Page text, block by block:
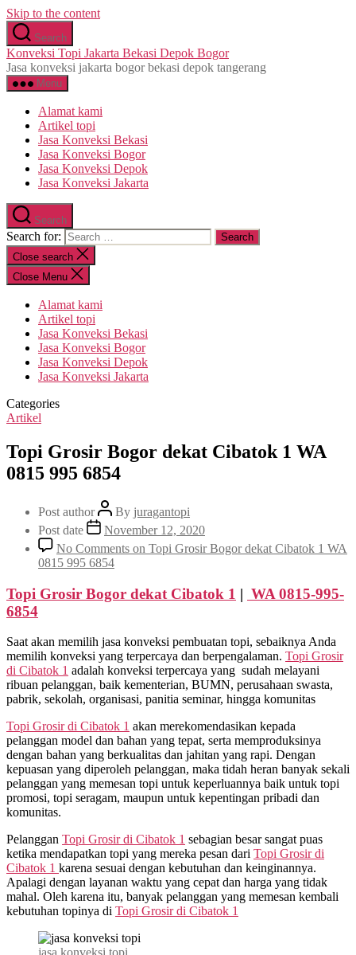
Skip to the content
Search
Konveksi Topi Jakarta Bekasi Depok Bogor
Jasa konveksi jakarta bogor bekasi depok tangerang
Menu
Alamat kami
Artikel topi
Jasa Konveksi Bekasi
Jasa Konveksi Bogor
Jasa Konveksi Depok
Jasa Konveksi Jakarta
Search
Search for:
Close search
Close Menu
Alamat kami
Artikel topi
Jasa Konveksi Bekasi
Jasa Konveksi Bogor
Jasa Konveksi Depok
Jasa Konveksi Jakarta
Categories
Artikel
Topi Grosir Bogor dekat Cibatok 1 WA
0815 995 6854
Post author By juragantopi
Post date
November 12, 2020
No Comments on Topi Grosir Bogor dekat Cibatok 1 WA
0815 995 6854
Topi Grosir Bogor dekat Cibatok 1 | WA 0815-995-
6854
Saat akan memilih jasa konveksi pembuatan topi, sebaiknya Anda
memilih konveksi yang terpercaya dan berpengalaman. Topi Grosir
di Cibatok 1 adalah konveksi terpercaya yang sudah melayani
ribuan pelanggan, baik kementerian, BUMN, perusahaan swasta,
pabrik, sekolah, organisasi, panitia seminar, hingga komunitas
Topi Grosir di Cibatok 1 akan merekomendasikan kepada
pelanggan model dan bahan yang tepat, serta memproduksinya
dengan bahan yang berkualitas dan jahitan yang rapi. Dengan
kepuasan yang diperoleh pelanggan, maka tidah heran banyak sekali
pelanggan yang memesan topi untuk keperluannya baik untuk topi
promosi, topi seragam, maupun untuk kepentingan pribadi dan
komunitas.
Pelanggan Topi Grosir di Cibatok 1 sebagian besar sangat puas
ketika mendapatkan topi yang mereka pesan dari Topi Grosir di
Cibatok 1 karena sesuai dengan kebutuhan dan keinginannya.
Apalagi dengan layanan waktu yang cepat dan harga yang tidak
mahal. Oleh karena itu, banyak pelanggan yang memesan kembali
kebutuhan topinya di Topi Grosir di Cibatok 1